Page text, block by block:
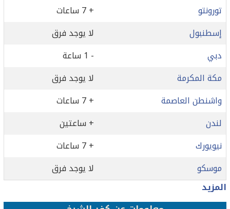
تورونتو
+ 7 ساعات
إسطنبول
لا يوجد فرق
دبي
- 1 ساعة
مكة المكرمة
لا يوجد فرق
واشنطن العاصمة
+ 7 ساعات
لندن
+ ساعتين
نيويورك
+ 7 ساعات
موسكو
لا يوجد فرق
المزيد